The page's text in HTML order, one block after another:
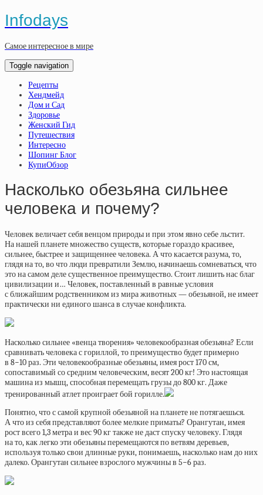
Infodays
Самое интересное в мире
Toggle navigation
Рецепты
Хендмейд
Дом и Сад
Здоровье
Женский Гид
Путешествия
Интересно
Шопинг Блог
КупиОбзор
Насколько обезьяна сильнее
человека и почему?
Человек величает себя венцом природы и при этом явно себе льстит.
На нашей планете множество существ, которые гораздо красивее,
сильнее, быстрее и защищеннее человека. А что касается разума, то,
глядя на то, во что люди превратили Землю, начинаешь сомневаться, что
это на самом деле существенное преимущество. Стоит лишить нас благ
цивилизации и… Человек, поставленный в равные условия
с ближайшим родственником из мира животных — обезьяной, не имеет
практически ни единого шанса в случае конфликта.
Насколько сильнее «венца творения» человекообразная обезьяна? Если
сравнивать человека с гориллой, то преимущество будет примерно
в 8−10 раз. Эти человекообразные обезьяны, имея рост 170 см,
сопоставимый со средним человеческим, весят 200 кг! Это настоящая
машина из мышц, способная перемещать грузы до 800 кг. Даже
тренированный атлет проиграет бой горилле.
Понятно, что с самой крупной обезьяной на планете не потягаешься.
А что из себя представляют более мелкие приматы? Орангутан, имея
рост всего 1,3 метра и вес 90 кг также не даст спуску человеку. Глядя
на то, как легко эти обезьяны перемещаются по ветвям деревьев,
используя только свои длинные руки, понимаешь, насколько нам до них
далеко. Орангутан сильнее взрослого мужчины в 5−6 раз.